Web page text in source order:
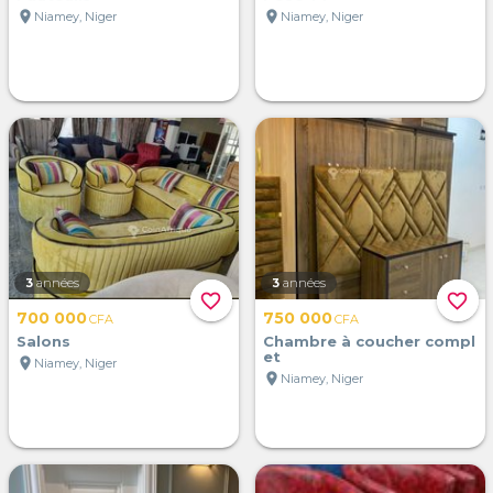
location_on Niamey, Niger
location_on Niamey, Niger
favorite_border
3 années
700 000CFA
Salons
location_on Niamey, Niger
favorite_border
3 années
750 000CFA
Chambre à coucher compl
et
location_on Niamey, Niger